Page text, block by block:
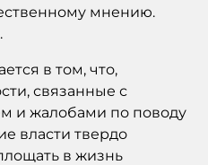
мнению.
в том, что,
связанные с
и жалобами по поводу
власти твердо
в жизнь